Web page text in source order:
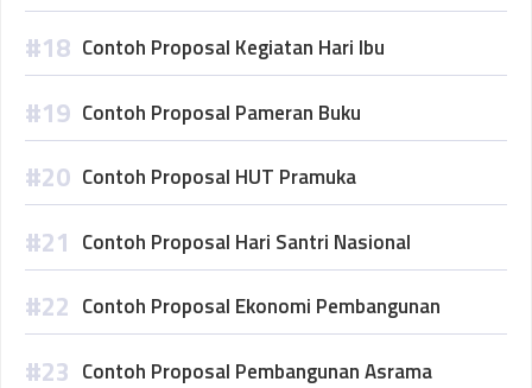
Contoh Proposal Kegiatan Hari Ibu
Contoh Proposal Pameran Buku
Contoh Proposal HUT Pramuka
Contoh Proposal Hari Santri Nasional
Contoh Proposal Ekonomi Pembangunan
Contoh Proposal Pembangunan Asrama